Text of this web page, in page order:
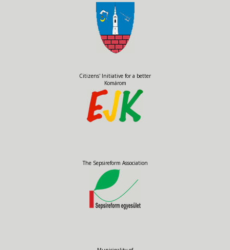
Citizens' Initiative for a better
Komárom
The Sepsireform Association